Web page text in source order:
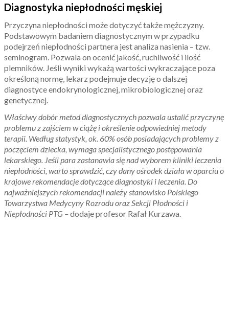
Diagnostyka niepłodności męskiej
Przyczyna niepłodności może dotyczyć także mężczyzny.
Podstawowym badaniem diagnostycznym w przypadku
podejrzeń niepłodności partnera jest analiza nasienia – tzw.
seminogram. Pozwala on ocenić jakość, ruchliwość i ilość
plemników. Jeśli wyniki wykażą wartości wykraczające poza
określoną normę, lekarz podejmuje decyzję o dalszej
diagnostyce endokrynologicznej, mikrobiologicznej oraz
genetycznej.
Właściwy dobór metod diagnostycznych pozwala ustalić przyczynę
problemu z zajściem w ciążę i określenie odpowiedniej metody
terapii. Według statystyk, ok. 60% osób posiadających problemy z
poczęciem dziecka, wymaga specjalistycznego postępowania
lekarskiego. Jeśli para zastanawia się nad wyborem kliniki leczenia
niepłodności, warto sprawdzić, czy dany ośrodek działa w oparciu o
krajowe rekomendacje dotyczące diagnostyki i leczenia. Do
najważniejszych rekomendacji należy stanowisko Polskiego
Towarzystwa Medycyny Rozrodu oraz Sekcji Płodności i
Niepłodności PTG –dodaje profesor Rafał Kurzawa.